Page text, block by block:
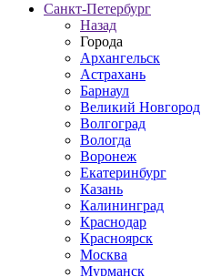
Санкт-Петербург
Назад
Города
Архангельск
Астрахань
Барнаул
Великий Новгород
Волгоград
Вологда
Воронеж
Екатеринбург
Казань
Калининград
Краснодар
Красноярск
Москва
Мурманск